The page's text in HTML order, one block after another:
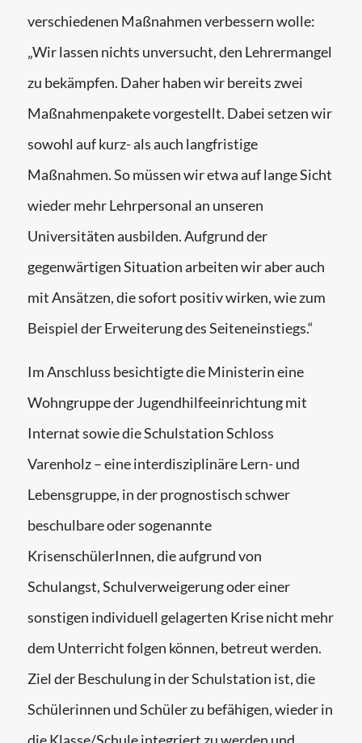
verschiedenen Maßnahmen verbessern wolle:
„Wir lassen nichts unversucht, den Lehrermangel
zu bekämpfen. Daher haben wir bereits zwei
Maßnahmenpakete vorgestellt. Dabei setzen wir
sowohl auf kurz- als auch langfristige
Maßnahmen. So müssen wir etwa auf lange Sicht
wieder mehr Lehrpersonal an unseren
Universitäten ausbilden. Aufgrund der
gegenwärtigen Situation arbeiten wir aber auch
mit Ansätzen, die sofort positiv wirken, wie zum
Beispiel der Erweiterung des Seiteneinstiegs.“
Im Anschluss besichtigte die Ministerin eine
Wohngruppe der Jugendhilfeeinrichtung mit
Internat sowie die Schulstation Schloss
Varenholz – eine interdisziplinäre Lern- und
Lebensgruppe, in der prognostisch schwer
beschulbare oder sogenannte
KrisenschülerInnen, die aufgrund von
Schulangst, Schulverweigerung oder einer
sonstigen individuell gelagerten Krise nicht mehr
dem Unterricht folgen können, betreut werden.
Ziel der Beschulung in der Schulstation ist, die
Schülerinnen und Schüler zu befähigen, wieder in